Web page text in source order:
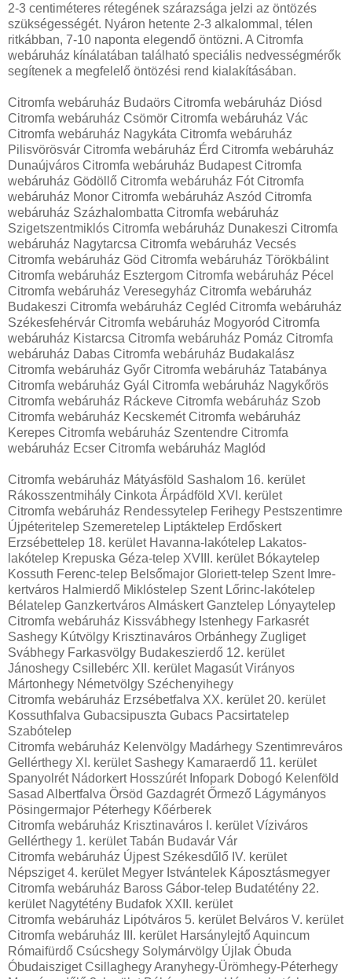
2-3 centiméteres rétegének szárazsága jelzi az öntözés
szükségességét. Nyáron hetente 2-3 alkalommal, télen
ritkábban, 7-10 naponta elegendő öntözni. A Citromfa
webáruház kínálatában található speciális nedvességmérők
segítenek a megfelelő öntözési rend kialakításában.
Citromfa webáruház Budaörs Citromfa webáruház Diósd
Citromfa webáruház Csömör Citromfa webáruház Vác
Citromfa webáruház Nagykáta Citromfa webáruház
Pilisvörösvár Citromfa webáruház Érd Citromfa webáruház
Dunaújváros Citromfa webáruház Budapest Citromfa
webáruház Gödöllő Citromfa webáruház Fót Citromfa
webáruház Monor Citromfa webáruház Aszód Citromfa
webáruház Százhalombatta Citromfa webáruház
Szigetszentmiklós Citromfa webáruház Dunakeszi Citromfa
webáruház Nagytarcsa Citromfa webáruház Vecsés
Citromfa webáruház Göd Citromfa webáruház Törökbálint
Citromfa webáruház Esztergom Citromfa webáruház Pécel
Citromfa webáruház Veresegyház Citromfa webáruház
Budakeszi Citromfa webáruház Cegléd Citromfa webáruház
Székesfehérvár Citromfa webáruház Mogyoród Citromfa
webáruház Kistarcsa Citromfa webáruház Pomáz Citromfa
webáruház Dabas Citromfa webáruház Budakalász
Citromfa webáruház Győr Citromfa webáruház Tatabánya
Citromfa webáruház Gyál Citromfa webáruház Nagykőrös
Citromfa webáruház Ráckeve Citromfa webáruház Szob
Citromfa webáruház Kecskemét Citromfa webáruház
Kerepes Citromfa webáruház Szentendre Citromfa
webáruház Ecser Citromfa webáruház Maglód
Citromfa webáruház Mátyásföld Sashalom 16. kerület
Rákosszentmihály Cinkota Árpádföld XVI. kerület
Citromfa webáruház Rendessytelep Ferihegy Pestszentimre
Újpéteritelep Szemeretelep Liptáktelep Erdőskert
Erzsébettelep 18. kerület Havanna-lakótelep Lakatos-
lakótelep Krepuska Géza-telep XVIII. kerület Bókaytelep
Kossuth Ferenc-telep Belsőmajor Gloriett-telep Szent Imre-
kertváros Halmierdő Miklóstelep Szent Lőrinc-lakótelep
Bélatelep Ganzkertváros Almáskert Ganztelep Lónyaytelep
Citromfa webáruház Kissvábhegy Istenhegy Farkasrét
Sashegy Kútvölgy Krisztinaváros Orbánhegy Zugliget
Svábhegy Farkasvölgy Budakeszierdő 12. kerület
Jánoshegy Csillebérc XII. kerület Magasút Virányos
Mártonhegy Németvölgy Széchenyihegy
Citromfa webáruház Erzsébetfalva XX. kerület 20. kerület
Kossuthfalva Gubacsipuszta Gubacs Pacsirtatelep
Szabótelep
Citromfa webáruház Kelenvölgy Madárhegy Szentimreváros
Gellérthegy XI. kerület Sashegy Kamaraerdő 11. kerület
Spanyolrét Nádorkert Hosszúrét Infopark Dobogó Kelenföld
Sasad Albertfalva Örsöd Gazdagrét Őrmező Lágymányos
Pösingermajor Péterhegy Kőérberek
Citromfa webáruház Krisztinaváros I. kerület Víziváros
Gellérthegy 1. kerület Tabán Budavár Vár
Citromfa webáruház Újpest Székesdűlő IV. kerület
Népsziget 4. kerület Megyer Istvántelek Káposztásmegyer
Citromfa webáruház Baross Gábor-telep Budatétény 22.
kerület Nagytétény Budafok XXII. kerület
Citromfa webáruház Lipótváros 5. kerület Belváros V. kerület
Citromfa webáruház III. kerület Harsánylejtő Aquincum
Rómaifürdő Csúcshegy Solymárvölgy Újlak Óbuda
Óbudaisziget Csillaghegy Aranyhegy-Ürömhegy-Péterhegy